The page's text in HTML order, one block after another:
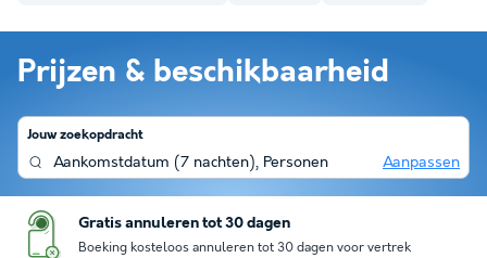
Prijzen & beschikbaarheid
Jouw zoekopdracht
Aankomstdatum (7 nachten), Personen Aanpassen
Gratis annuleren tot 30 dagen
Boeking kosteloos annuleren tot 30 dagen voor vertrek